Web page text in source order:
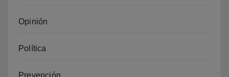
Opinión
Política